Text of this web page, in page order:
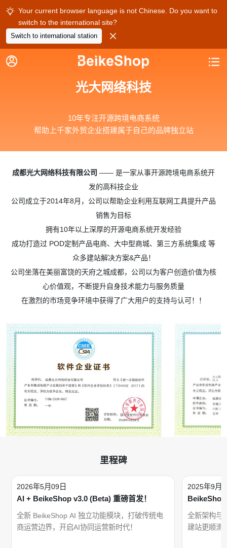
 Your current browser language is not Chinese. Do you want to
switch to the international site?
Switch to international station 
 
光大网络科技
10年专注开源跨境电商系统
帮助上千家外贸企业搭建属于自己的品牌独立站
成都光大网络科技有限公司 —— 是一家从事开源跨境电商系统开
发的高科技企业
公司成立于2014年8月，公司以帮助企业利用互联网工具提升产品
销售为目标
拥有10年以上深厚的开源电商系统开发经验
成功打造过 POD定制产品电商、大中型商城、第三方系统集成 等
众多建站解决方案&产品！
公司坐落在美丽富饶的天府之城成都，公司以为客户创造价值为核
心价值观，不断提升自身技术能力与服务质量
在激烈的市场竞争环境中获得了广大用户的支持与认可！！
里程碑
2026年5月09日
AI + BeikeShop v3.0 (Beta) 重磅首发！
全新 BeikeShop AI 独立功能模块，打破传统电
商运营边界，开启AI协同运营新时代！
2025年9月
全新架构与
建站更顺滑